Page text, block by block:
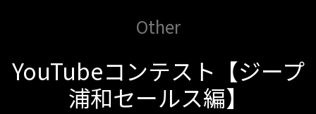
Other
YouTubeコンテスト【ジープ
浦和セールス編】